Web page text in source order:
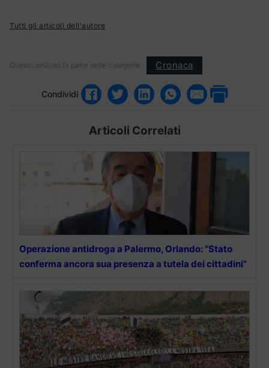
Tutti gli articoli dell'autore
Questo articolo fa parte delle categorie: Cronaca
Condividi
Articoli Correlati
Operazione antidroga a Palermo, Orlando: “Stato
conferma ancora sua presenza a tutela dei cittadini”